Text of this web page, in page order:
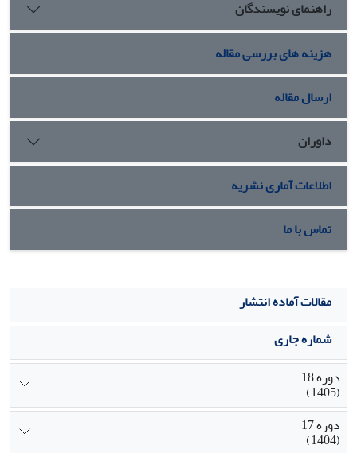
راهنمای نویسندگان
هزینه های بررسی مقاله
ارسال مقاله
داوران
اطلاعات آماری نشریه
تماس با ما
مقالات آماده انتشار
شماره جاری
دوره 18
(1405)
دوره 17
(1404)